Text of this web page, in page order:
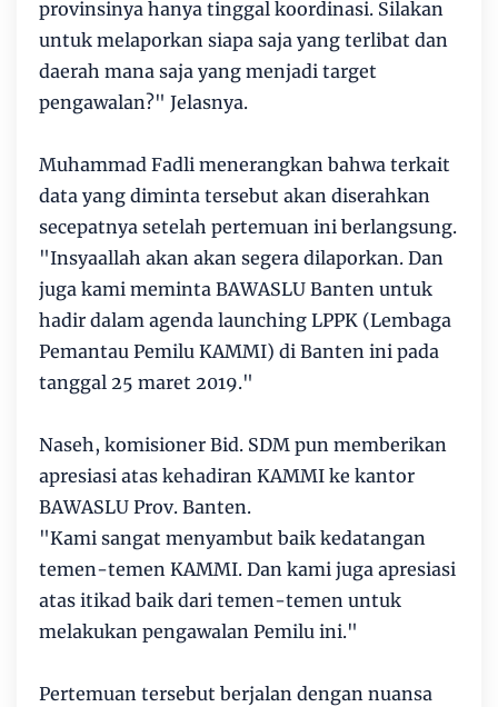
provinsinya hanya tinggal koordinasi. Silakan
untuk melaporkan siapa saja yang terlibat dan
daerah mana saja yang menjadi target
pengawalan?" Jelasnya.
Muhammad Fadli menerangkan bahwa terkait
data yang diminta tersebut akan diserahkan
secepatnya setelah pertemuan ini berlangsung.
"Insyaallah akan akan segera dilaporkan. Dan
juga kami meminta BAWASLU Banten untuk
hadir dalam agenda launching LPPK (Lembaga
Pemantau Pemilu KAMMI) di Banten ini pada
tanggal 25 maret 2019."
Naseh, komisioner Bid. SDM pun memberikan
apresiasi atas kehadiran KAMMI ke kantor
BAWASLU Prov. Banten.
"Kami sangat menyambut baik kedatangan
temen-temen KAMMI. Dan kami juga apresiasi
atas itikad baik dari temen-temen untuk
melakukan pengawalan Pemilu ini."
Pertemuan tersebut berjalan dengan nuansa